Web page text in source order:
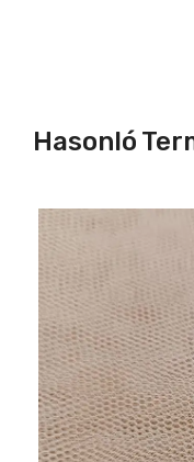
Hasonló